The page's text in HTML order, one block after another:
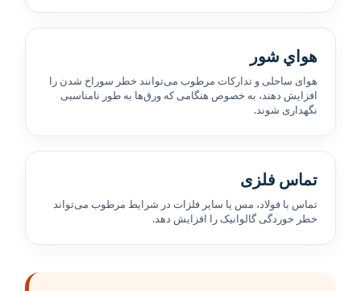
هواي شور
هوای ساحلی و تدارکات مرطوب می‌توانند خطر سوراخ شدن را
افزایش دهند، به خصوص هنگامی که ورق‌ها به طور نامناسبی
نگهداری شوند.
تماس فلزی
تماس با فولاد، مس یا سایر فلزات در شرایط مرطوب می‌تواند
خطر خوردگی گالوانیک را افزایش دهد.